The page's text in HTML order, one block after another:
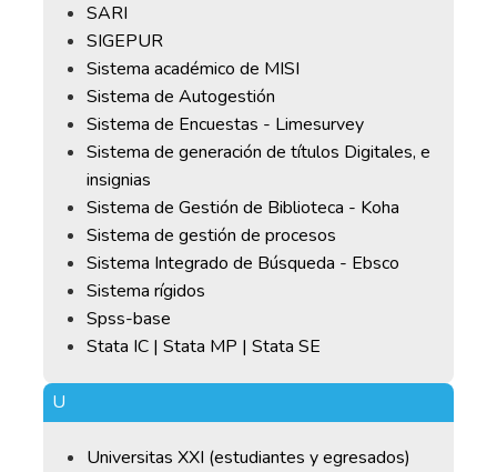
SARI
SIGEPUR
Sistema académico de MISI
Sistema de Autogestión
Sistema de Encuestas - Limesurvey
Sistema de generación de títulos Digitales, e
insignias
Sistema de Gestión de Biblioteca - Koha
Sistema de gestión de procesos
Sistema Integrado de Búsqueda - Ebsco
Sistema rígidos
Spss-base
Stata IC | Stata MP | Stata SE
U
Universitas XXI (estudiantes y egresados)